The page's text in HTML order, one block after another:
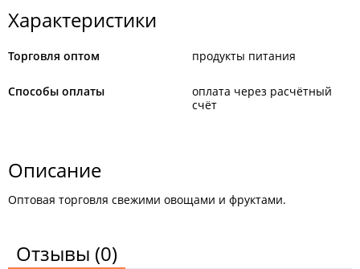
Характеристики
Торговля оптом продукты питания
Способы оплаты
оплата через расчётный
счёт
Описание
Оптовая торговля свежими овощами и фруктами.
Отзывы (0)